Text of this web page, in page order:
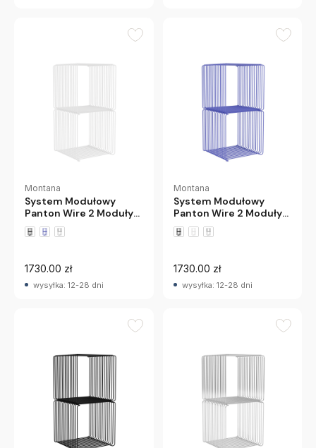
Montana
System Modułowy
Panton Wire 2 Moduły
34,8 × 34,8 × 34,8 Cm
Biały Montana
1730.00 zł
wysyłka: 12-28 dni
Montana
System Modułowy
Panton Wire 2 Moduły
34,8 × 34,8 × 34,8 Cm
Niebieski Montana
1730.00 zł
wysyłka: 12-28 dni